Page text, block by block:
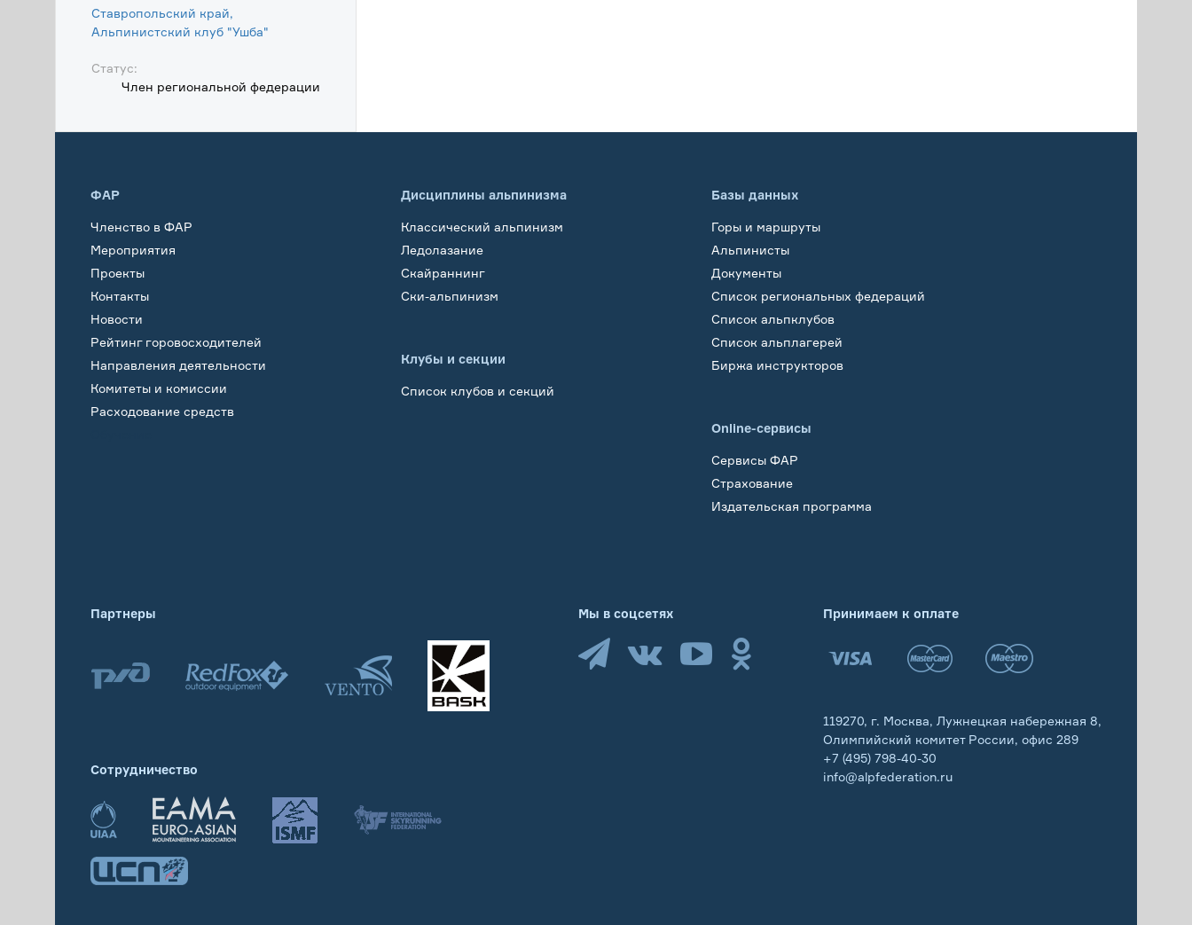
Ставропольский край,
Альпинистский клуб "Ушба"
Статус:
Член региональной федерации
ФАР
Членство в ФАР
Мероприятия
Проекты
Контакты
Новости
Рейтинг горовосходителей
Направления деятельности
Комитеты и комиссии
Расходование средств
Дисциплины альпинизма
Классический альпинизм
Ледолазание
Скайраннинг
Ски-альпинизм
Клубы и секции
Список клубов и секций
Базы данных
Горы и маршруты
Альпинисты
Документы
Список региональных федераций
Список альпклубов
Список альплагерей
Биржа инструкторов
Online-сервисы
Сервисы ФАР
Страхование
Издательская программа
Партнеры
Сотрудничество
Принимаем к оплате
119270, г. Москва, Лужнецкая набережная 8,
Олимпийский комитет России, офис 289
+7 (495) 798-40-30
info@alpfederation.ru
Мы в соцсетях